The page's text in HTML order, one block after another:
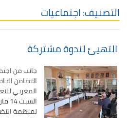
“التدبير الرقمي
التضامن الجامعي
الأولى: المدرسة
الميدان – اليوم 24
التصنيف:اجتماعيات
‏التهيئ لندوة مشتركة
جانب من
التضامن
المغربي
لمنظمة